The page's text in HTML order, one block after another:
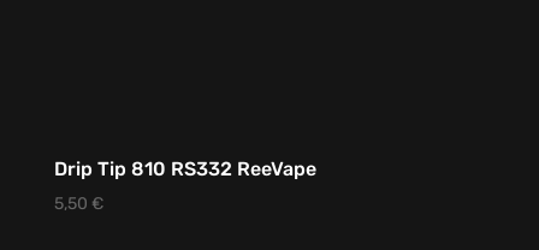
Drip Tip 810 RS332 ReeVape
5,50 €